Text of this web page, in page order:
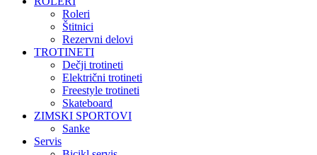
Roleri
Štitnici
Rezervni delovi
TROTINETI
Dečji trotineti
Električni trotineti
Freestyle trotineti
Skateboard
ZIMSKI SPORTOVI
Sanke
Servis